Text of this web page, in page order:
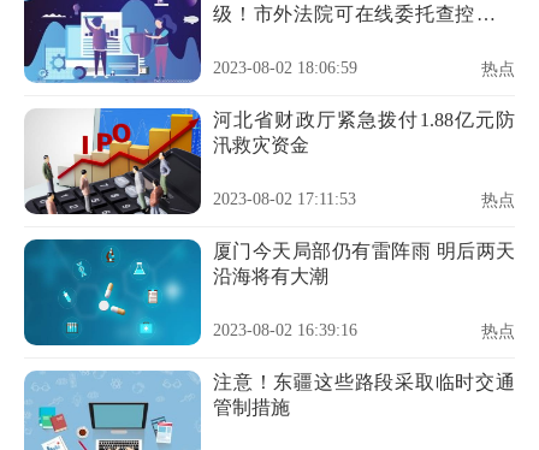
级！市外法院可在线委托查控重庆
2023-08-02 18:06:59 热点
河北省财政厅紧急拨付1.88亿元防
汛救灾资金
2023-08-02 17:11:53 热点
厦门今天局部仍有雷阵雨 明后两天
沿海将有大潮
2023-08-02 16:39:16 热点
注意！东疆这些路段采取临时交通
管制措施